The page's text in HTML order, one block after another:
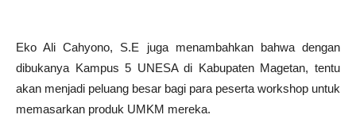
Eko Ali Cahyono, S.E juga menambahkan bahwa dengan
dibukanya Kampus 5 UNESA di Kabupaten Magetan, tentu
akan menjadi peluang besar bagi para peserta workshop untuk
memasarkan produk UMKM mereka.